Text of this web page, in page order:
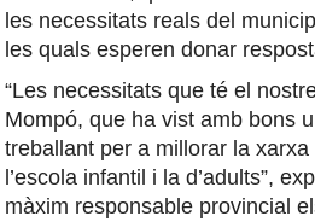
les necessitats reals del
les quals esperen donar
“Les necessitats que té el
Mompó, que ha vist amb bons
treballant per a millorar la
l’escola infantil i la d’adults”,
màxim responsable provincial